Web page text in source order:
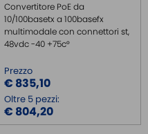
Convertitore PoE da
10/100basetx a 100basefx
multimodale con connettori st,
48vdc -40 +75c°
Prezzo
€ 835,10
Oltre 5 pezzi:
€ 804,20